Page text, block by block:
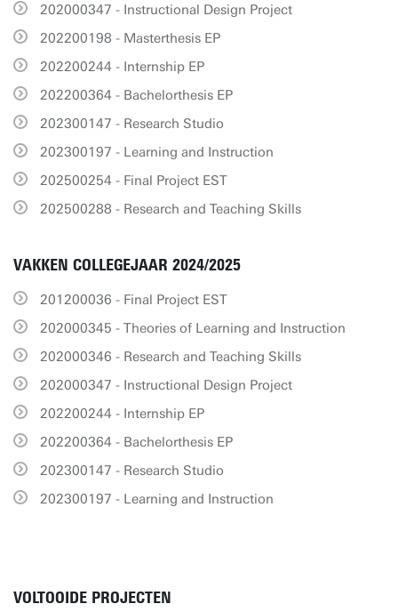
202000347 - Instructional Design Project
202200198 - Masterthesis EP
202200244 - Internship EP
202200364 - Bachelorthesis EP
202300147 - Research Studio
202300197 - Learning and Instruction
202500254 - Final Project EST
202500288 - Research and Teaching Skills
VAKKEN COLLEGEJAAR 2024/2025
201200036 - Final Project EST
202000345 - Theories of Learning and Instruction
202000346 - Research and Teaching Skills
202000347 - Instructional Design Project
202200244 - Internship EP
202200364 - Bachelorthesis EP
202300147 - Research Studio
202300197 - Learning and Instruction
VOLTOOIDE PROJECTEN